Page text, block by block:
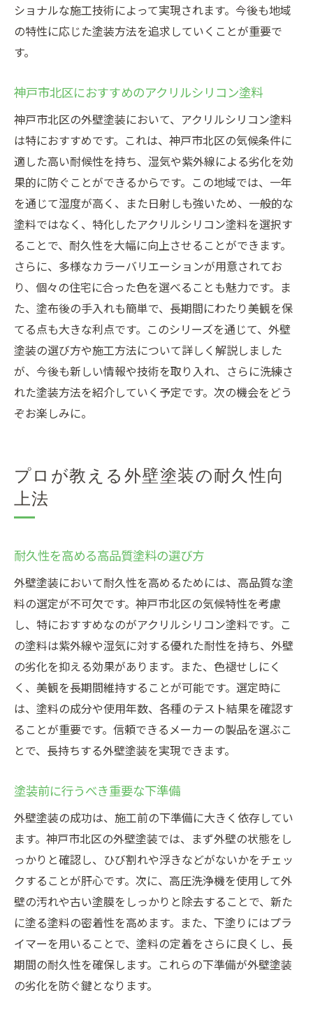
ショナルな施工技術によって実現されます。今後も地域
の特性に応じた塗装方法を追求していくことが重要で
す。
神戸市北区におすすめのアクリルシリコン塗料
神戸市北区の外壁塗装において、アクリルシリコン塗料
は特におすすめです。これは、神戸市北区の気候条件に
適した高い耐候性を持ち、湿気や紫外線による劣化を効
果的に防ぐことができるからです。この地域では、一年
を通じて湿度が高く、また日射しも強いため、一般的な
塗料ではなく、特化したアクリルシリコン塗料を選択す
ることで、耐久性を大幅に向上させることができます。
さらに、多様なカラーバリエーションが用意されてお
り、個々の住宅に合った色を選べることも魅力です。ま
た、塗布後の手入れも簡単で、長期間にわたり美観を保
てる点も大きな利点です。このシリーズを通じて、外壁
塗装の選び方や施工方法について詳しく解説しました
が、今後も新しい情報や技術を取り入れ、さらに洗練さ
れた塗装方法を紹介していく予定です。次の機会をどう
ぞお楽しみに。
プロが教える外壁塗装の耐久性向
上法
耐久性を高める高品質塗料の選び方
外壁塗装において耐久性を高めるためには、高品質な塗
料の選定が不可欠です。神戸市北区の気候特性を考慮
し、特におすすめなのがアクリルシリコン塗料です。こ
の塗料は紫外線や湿気に対する優れた耐性を持ち、外壁
の劣化を抑える効果があります。また、色褪せしにく
く、美観を長期間維持することが可能です。選定時に
は、塗料の成分や使用年数、各種のテスト結果を確認す
ることが重要です。信頼できるメーカーの製品を選ぶこ
とで、長持ちする外壁塗装を実現できます。
塗装前に行うべき重要な下準備
外壁塗装の成功は、施工前の下準備に大きく依存してい
ます。神戸市北区の外壁塗装では、まず外壁の状態をし
っかりと確認し、ひび割れや浮きなどがないかをチェッ
クすることが肝心です。次に、高圧洗浄機を使用して外
壁の汚れや古い塗膜をしっかりと除去することで、新た
に塗る塗料の密着性を高めます。また、下塗りにはプラ
イマーを用いることで、塗料の定着をさらに良くし、長
期間の耐久性を確保します。これらの下準備が外壁塗装
の劣化を防ぐ鍵となります。